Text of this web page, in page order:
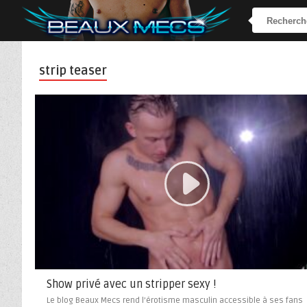
strip teaser
Show privé avec un stripper sexy !
Le blog Beaux Mecs rend l’érotisme masculin accessible à ses fans